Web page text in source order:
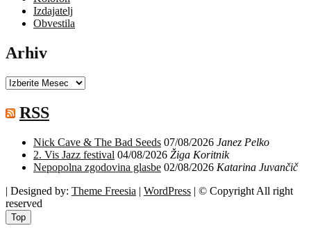
Izdajatelj
Obvestila
Arhiv
Arhiv
RSS
Nick Cave & The Bad Seeds 07/08/2026 Janez Pelko
2. Vis Jazz festival 04/08/2026 Žiga Koritnik
Nepopolna zgodovina glasbe 02/08/2026 Katarina Juvančič
| Designed by: Theme Freesia | WordPress | © Copyright All right
reserved
Top